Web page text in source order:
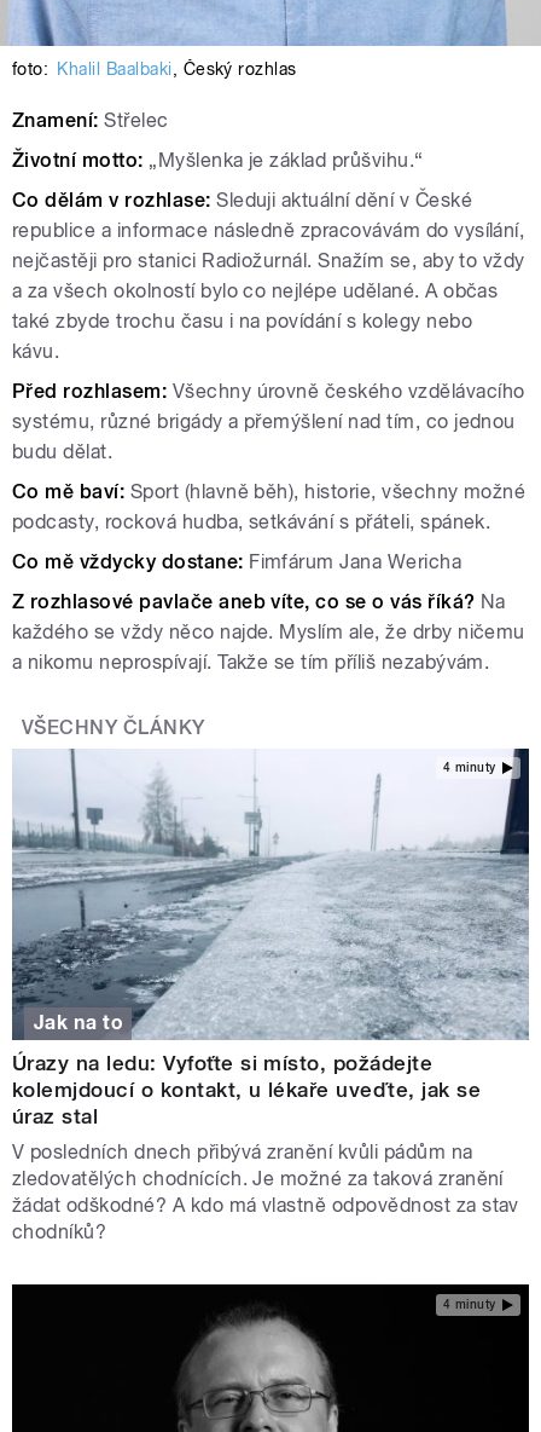
foto: Khalil Baalbaki, Český rozhlas
Znamení: Střelec
Životní motto: „Myšlenka je základ průšvihu.“
Co dělám v rozhlase: Sleduji aktuální dění v České
republice a informace následně zpracovávám do vysílání,
nejčastěji pro stanici Radiožurnál. Snažím se, aby to vždy
a za všech okolností bylo co nejlépe udělané. A občas
také zbyde trochu času i na povídání s kolegy nebo
kávu.
Před rozhlasem: Všechny úrovně českého vzdělávacího
systému, různé brigády a přemýšlení nad tím, co jednou
budu dělat.
Co mě baví: Sport (hlavně běh), historie, všechny možné
podcasty, rocková hudba, setkávání s přáteli, spánek.
Co mě vždycky dostane: Fimfárum Jana Wericha
Z rozhlasové pavlače aneb víte, co se o vás říká? Na
každého se vždy něco najde. Myslím ale, že drby ničemu
a nikomu neprospívají. Takže se tím příliš nezabývám.
VŠECHNY ČLÁNKY
4 minuty
Jak na to
Úrazy na ledu: Vyfoťte si místo, požádejte
kolemjdoucí o kontakt, u lékaře uveďte, jak se
úraz stal
V posledních dnech přibývá zranění kvůli pádům na
zledovatělých chodnících. Je možné za taková zranění
žádat odškodné? A kdo má vlastně odpovědnost za stav
chodníků?
4 minuty